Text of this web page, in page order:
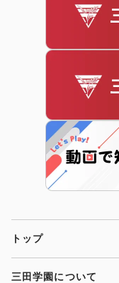
トップ
三田学園について